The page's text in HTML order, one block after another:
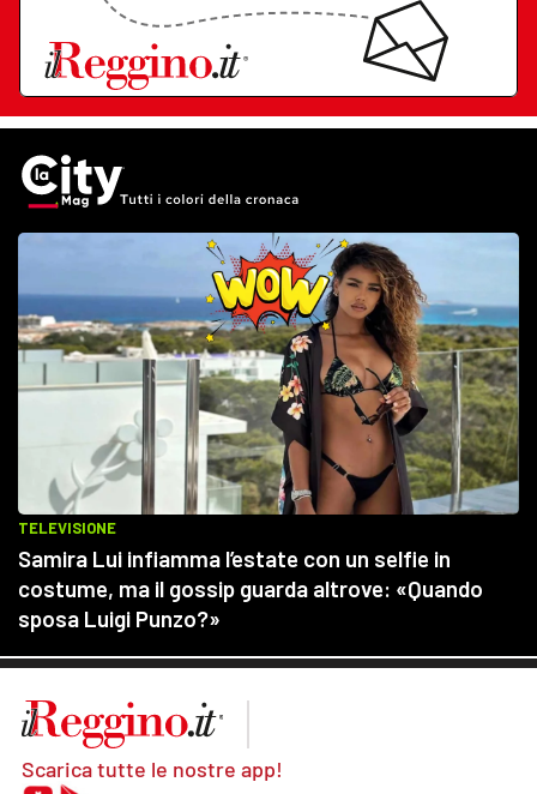
Scarica tutte le nostre app!